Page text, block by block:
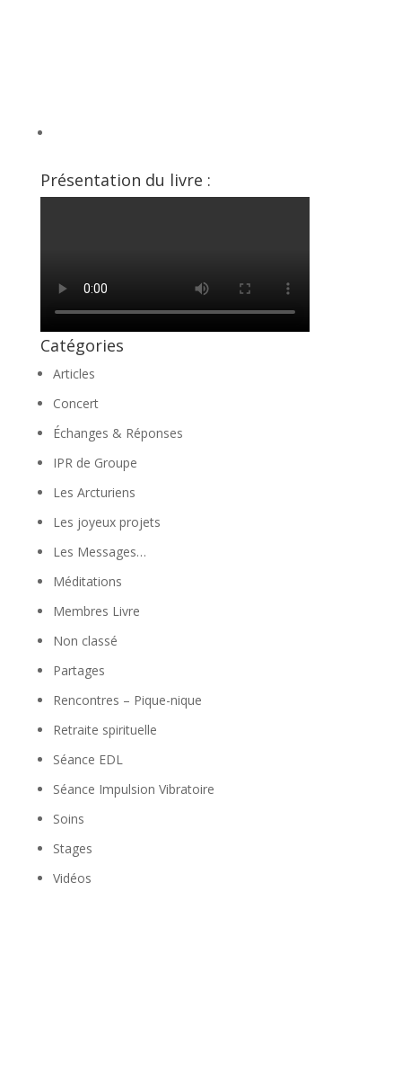
Présentation du livre :
Catégories
Articles
Concert
Échanges & Réponses
IPR de Groupe
Les Arcturiens
Les joyeux projets
Les Messages…
Méditations
Membres Livre
Non classé
Partages
Rencontres – Pique-nique
Retraite spirituelle
Séance EDL
Séance Impulsion Vibratoire
Soins
Stages
Vidéos